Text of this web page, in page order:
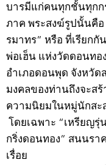
บารมีแก่คนทุกชั้นทุกก
ภาค พระสงฆ์รูปนั้นคือ
รมาทร” หรือ ที่เรียกกั
พ่อเฮ็น แห่งวัดดอนทอ
อำเภอดอนพุด จังหวัด
มงคลของท่านถึงจะสร้
ความนิยมในหมู่นักสะ
โดยเฉพาะ “เหรียญรุ่
กริ่งดอนทอง” สนนรา
เรื่อย